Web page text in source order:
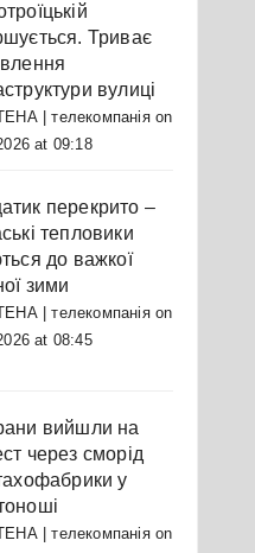
Триває
вулиці
| телекомпаніяon
at 09:18
перекрито –
тепловики
до важкої
зими
| телекомпаніяon
at 08:45
вийшли на
через сморід
у
| телекомпаніяon